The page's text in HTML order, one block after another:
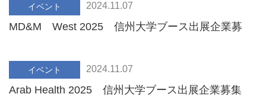
イベント 2024.11.07
MD&M West 2025 信州大学ブース出展企業募
イベント 2024.11.07
Arab Health 2025 信州大学ブース出展企業募集